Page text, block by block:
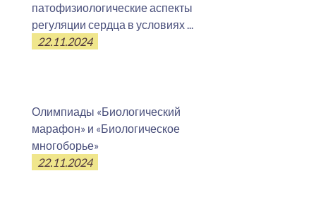
патофизиологические аспекты
регуляции сердца в условиях ...
22.11.2024
Олимпиады «Биологический
марафон» и «Биологическое
многоборье»
22.11.2024